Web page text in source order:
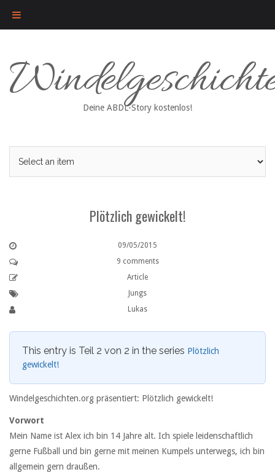
content
Deine ABDL-Story kostenlos!
Plötzlich gewickelt!
09/05/2015
9 comments
Article
Jungs
Lukas
This entry is Teil 2 von 2 in the series Plötzlich
gewickelt!
Windelgeschichten.org präsentiert: Plötzlich gewickelt!
Vorwort
Mein Name ist Alex ich bin 14 Jahre alt. Ich spiele leidenschaftlich
gerne Fußball und bin gerne mit meinen Kumpels unterwegs, ich bin
allgemein gern draußen.